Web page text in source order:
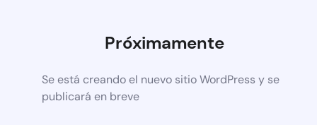
Próximamente
Se está creando el nuevo sitio WordPress y se
publicará en breve